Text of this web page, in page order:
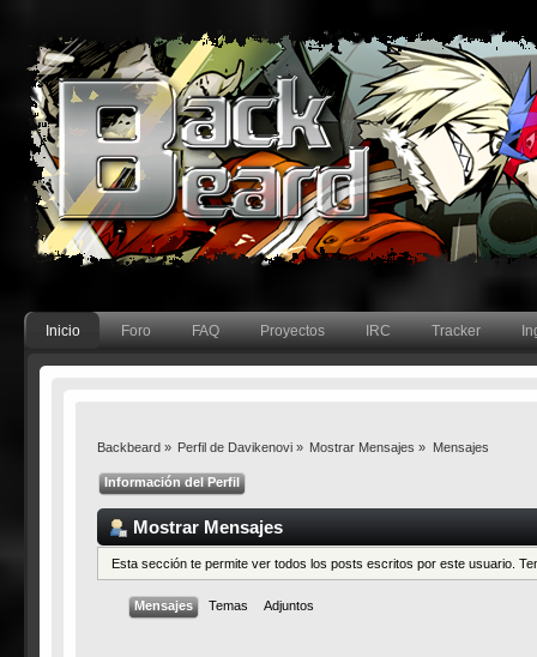
Inicio Foro FAQ Proyectos IRC Tracker
Backbeard» Perfil de Davikenovi» Mostrar Mensajes » Mensajes
Información del Perfil
Mostrar Mensajes
Esta sección te permite ver todos los posts escritos por este usuario.
Mensajes Temas Adjuntos